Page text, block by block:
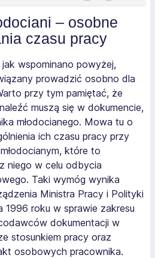
– osobne
czasu pracy
wspominano powyżej,
prowadzić osobno dla
przy tym pamiętać, że
muszą się w dokumencie,
młodocianego. Mowa tu o
ich czasu pracy przy
które to
niego w celu odbycia
Taki wymóg wynika
Ministra Pracy i Polityki
1996 roku w sprawie zakresu
dokumentacji w
stosunkiem pracy oraz
osobowych pracownika.